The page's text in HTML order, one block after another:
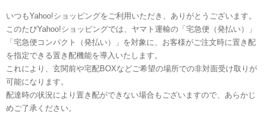
いつもYahoo!ショッピングをご利用いただき、ありがとうございます。
このたびYahoo!ショッピングでは、ヤマト運輸の「宅急便（発払い）」
「宅急便コンパクト（発払い）」を対象に、お客様がご注文時に置き配
を指定できる置き配機能を導入いたします。
これにより、玄関前や宅配BOXなどご希望の場所での非対面受け取りが
可能になります。
配達時の状況により置き配ができない場合もございますので、あらかじ
めご了承ください。